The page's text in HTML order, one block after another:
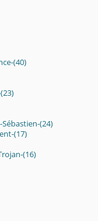
(40)
(24)
(17)
(16)